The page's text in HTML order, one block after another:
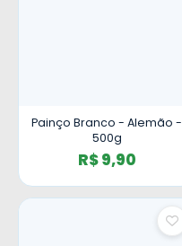
Painço Branco - Alemão -
500g
R$ 9,90